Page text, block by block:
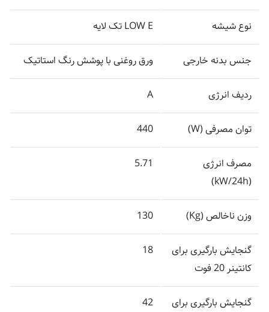
نوع شیشه LOW E تک لایه
جنس بدنه خارجی ورق روغنی با پوشش رنگ استاتیک
ردیف انرژی A
توان مصرفی (W) 440
مصرف انرژی
(kW/24h)
5.71
وزن ناخالص (Kg) 130
گنجایش بارگیری برای
کانتینر 20 فوت
18
گنجایش بارگیری برای
42